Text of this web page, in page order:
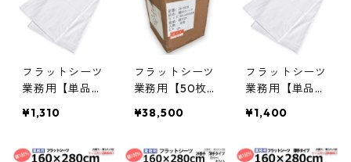
テル 旅館 民宿
民泊／3615025
ワイト 白 三露
産業 ホテル 旅
館 民宿 民泊／3
67576020
ル 旅館 民宿 民
泊／36542650
フラットシーツ
業務用【単品】
0cm シングル
薄手タイプ メ
¥1,310
フラットシーツ
業務用【50枚
7×260cm シン
イズ 薄手タイ
¥38,500
フラットシーツ
業務用【単品】
80cm シングル
メール便（ポス
¥1,400